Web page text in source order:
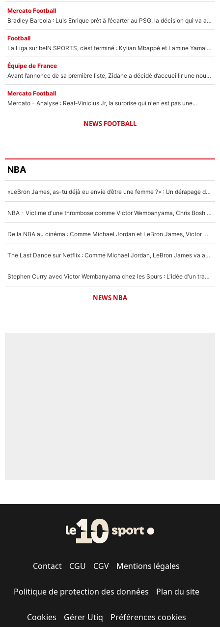
Mercato Football
Bradley Barcola : Luis Enrique prêt à l’écarter au PSG, la décision qui va accélérer son transfert à Liverpool ?
Football
La Liga sur beIN SPORTS, c’est terminé : Kylian Mbappé et Lamine Yamal changent de chaîne, «le moment était venu d'ouvrir un nouveau chapitre»
Équipe de France
Avant l’annonce de sa première liste, Zidane a décidé d’accueillir une nouvelle tête en équipe de France
Mercato Football
Mercato - Analyse : Real-Vinicius Jr, la surprise qui n'en est pas une...
NEWS FOOTBALL
NBA
«LeBron James, as-tu déjà eu envie d’être une femme ?» : Un dérapage de Donald Trump sur la superstar de la NBA refait surface
NBA - Victime d'une thrombose comme Victor Wembanyama, Chris Bosh prévient le Français des risques sur sa santé : «J’ai failli mourir sur le coup et j’ai été ramené à la vie»
De la NBA au cinéma : Comme Michael Jordan et LeBron James, Victor Wembanyama rêve d'une carrière d'acteur !
The Last Dance sur Netflix : Comme Michael Jordan, LeBron James va avoir le droit à sa série !
Stephen Curry avec Victor Wembanyama chez les Spurs : L'idée d'un trade historique est lancée en NBA !
NEWS NBA
Contact CGU CGV Mentions légales
Politique de protection des données Plan du site
Cookies Gérer Utiq Préférences cookies